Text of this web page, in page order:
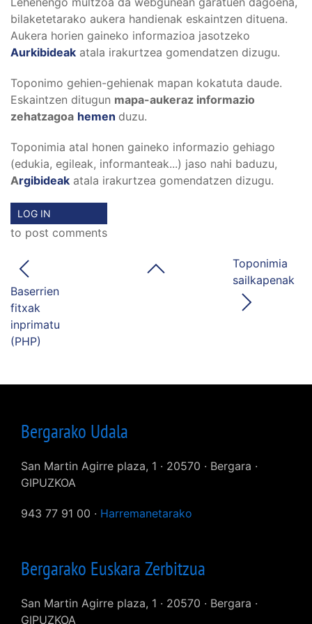
bilaketetarako aukera handienak eskaintzen dituena.
Aukera horien gaineko informazioa jasotzeko
Aurkibideak atala irakurtzea gomendatzen dizugu.
Toponimo gehien-gehienak mapan kokatuta daude.
Eskaintzen ditugun mapa-aukeraz informazio
zehatzagoa hemen duzu.
Toponimia atal honen gaineko informazio gehiago
(edukia, egileak, informanteak...) jaso nahi baduzu,
Argibideak atala irakurtzea gomendatzen dizugu.
LOG IN
to post comments
Baserrien
fitxak
inprimatu
(PHP)
Toponimia
sailkapenak
Bergarako Udala
San Martin Agirre plaza, 1 · 20570 · Bergara ·
GIPUZKOA
943 77 91 00 · Harremanetarako
Bergarako Euskara Zerbitzua
San Martin Agirre plaza, 1 · 20570 · Bergara ·
GIPUZKOA